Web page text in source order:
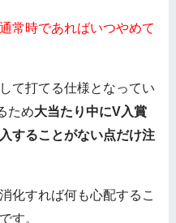
常時であればいつやめて
て打てる仕様となってい
ため大当たり中にV入賞
することがない点だけ注
化すれば何も心配するこ
す。